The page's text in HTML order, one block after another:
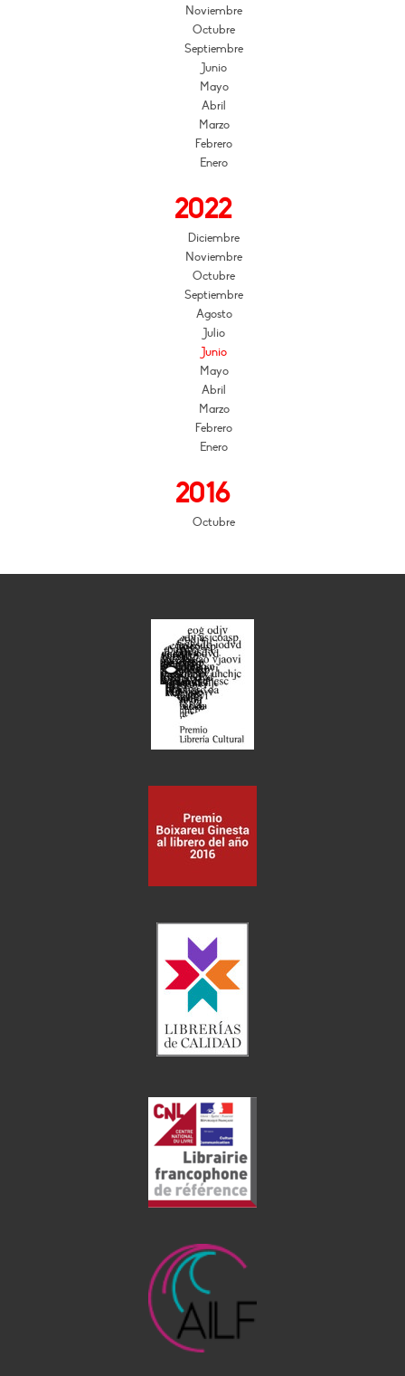
Noviembre
Octubre
Septiembre
Junio
Mayo
Abril
Marzo
Febrero
Enero
2022
Diciembre
Noviembre
Octubre
Septiembre
Agosto
Julio
Junio
Mayo
Abril
Marzo
Febrero
Enero
2016
Octubre